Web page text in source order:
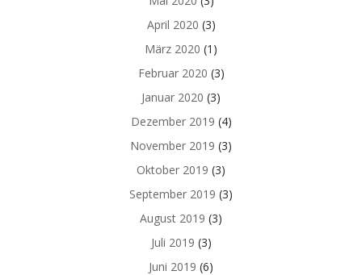
April 2020 (3)
März 2020 (1)
Februar 2020 (3)
Januar 2020 (3)
Dezember 2019 (4)
November 2019 (3)
Oktober 2019 (3)
September 2019 (3)
August 2019 (3)
Juli 2019 (3)
Juni 2019 (6)